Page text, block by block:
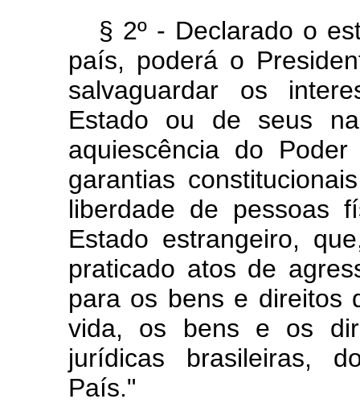
§ 2º - Declarado o
país, poderá o
salvaguardar os
Estado ou de seus
aquiescência do
garantias
liberdade de pessoas
Estado estrangeiro,
praticado atos de
para os bens e direitos
vida, os bens e os
jurídicas brasileiras,
País."